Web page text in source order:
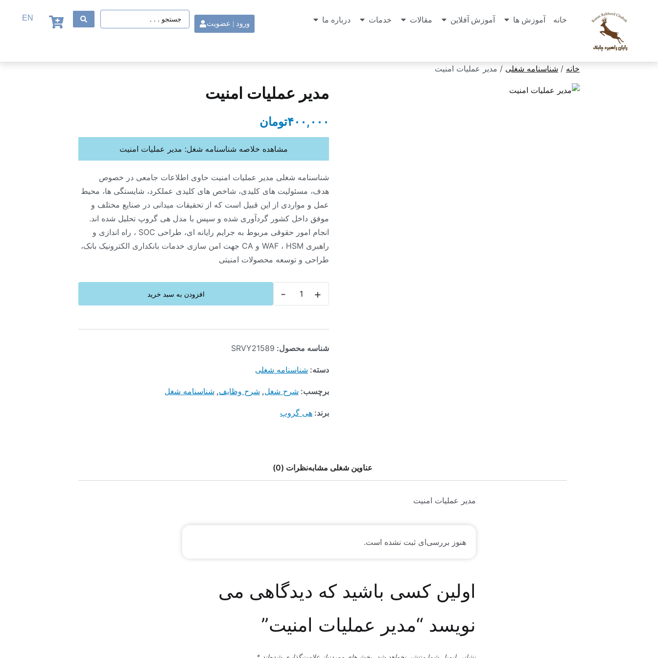
خانه آموزش ها آموزش آفلاین مقالات خدمات درباره ما ورود | عضویت
EN
خانه / شناسنامه شغلی / مدیر عملیات امنیت
مدیر عملیات امنیت
۴۰۰,۰۰۰تومان
شناسنامه شغلی مدیر عملیات امنیت حاوی اطلاعات جامعی در خصوص
هدف، مسئولیت های کلیدی، شاخص های کلیدی عملکرد، شایستگی ها، محیط
عمل و مواردی از این قبیل است که از تحقیقات میدانی در صنایع مختلف و
موفق داخل کشور گردآوری شده و سپس با مدل هی گروپ تحلیل شده اند.
انجام امور حقوقی مربوط به جرایم رایانه ای، طراحی SOC ، راه اندازی و
راهبری WAF ، HSM و CA جهت امن سازی خدمات بانکداری الکترونیک بانک،
طراحی و توسعه محصولات امنیتی
مشاهده خلاصه شناسنامه شغل: مدیر عملیات امنیت
- + افزودن به سبد خرید
شناسه محصول: SRVY21589
دسته: شناسنامه شغلی
برچسب: شرح شغل, شرح وظایف, شناسنامه شغل
برند: هی گروپ
عناوین شغلی مشابهنظرات (0)
مدیر عملیات امنیت
هنوز بررسی‌ای ثبت نشده است.
اولین کسی باشید که دیدگاهی می
نویسد “مدیر عملیات امنیت”